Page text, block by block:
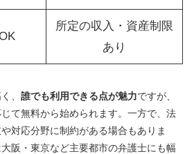
所定の収入・資産制限
あり
、 誰でも利用できる点が魅力ですが、
て無料から始められます。一方で、法
対応分野に制約がある場合もありま
阪・東京など主要都市の弁護士にも幅